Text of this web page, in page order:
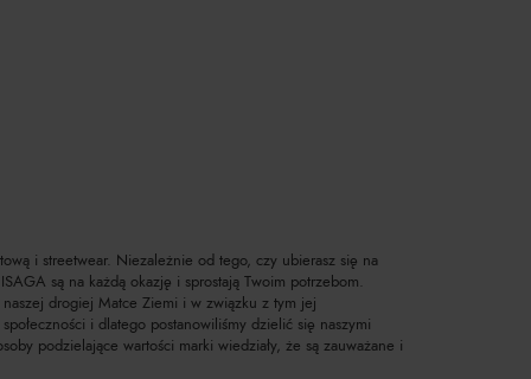
i streetwear. Niezależnie od tego, czy ubierasz się na
są na każdą okazję i sprostają Twoim potrzebom.
drogiej Matce Ziemi i w związku z tym jej
i dlatego postanowiliśmy dzielić się naszymi
podzielające wartości marki wiedziały, że są zauważane i